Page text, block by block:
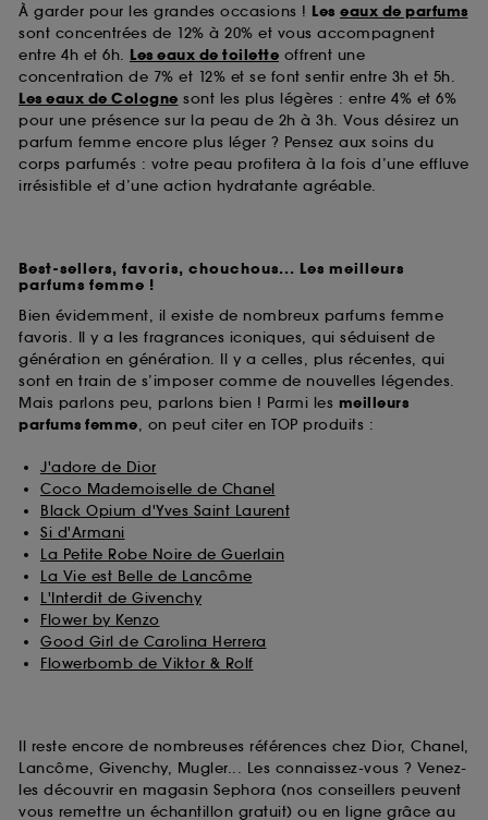
À garder pour les grandes occasions ! Les eaux de parfums
sont concentrées de 12% à 20% et vous accompagnent
entre 4h et 6h. Les eaux de toilette offrent une
concentration de 7% et 12% et se font sentir entre 3h et 5h.
Les eaux de Cologne sont les plus légères : entre 4% et 6%
pour une présence sur la peau de 2h à 3h. Vous désirez un
parfum femme encore plus léger ? Pensez aux soins du
corps parfumés : votre peau profitera à la fois d’une effluve
irrésistible et d’une action hydratante agréable.
Best-sellers, favoris, chouchous... Les meilleurs
parfums femme !
Bien évidemment, il existe de nombreux parfums femme
favoris. Il y a les fragrances iconiques, qui séduisent de
génération en génération. Il y a celles, plus récentes, qui
sont en train de s’imposer comme de nouvelles légendes.
Mais parlons peu, parlons bien ! Parmi les meilleurs
parfums femme, on peut citer en TOP produits :
J'adore de Dior
Coco Mademoiselle de Chanel
Black Opium d'Yves Saint Laurent
Si d'Armani
La Petite Robe Noire de Guerlain
La Vie est Belle de Lancôme
L'Interdit de Givenchy
Flower by Kenzo
Good Girl de Carolina Herrera
Flowerbomb de Viktor & Rolf
Il reste encore de nombreuses références chez Dior, Chanel,
Lancôme, Givenchy, Mugler... Les connaissez-vous ? Venez-
les découvrir en magasin Sephora (nos conseillers peuvent
vous remettre un échantillon gratuit) ou en ligne grâce au